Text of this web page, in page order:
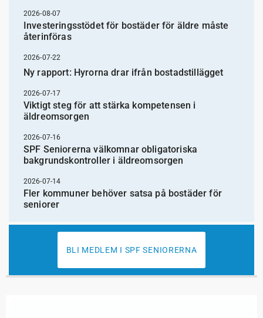
2026-08-07
Investeringsstödet för bostäder för äldre måste
återinföras
2026-07-22
Ny rapport: Hyrorna drar ifrån bostadstillägget
2026-07-17
Viktigt steg för att stärka kompetensen i
äldreomsorgen
2026-07-16
SPF Seniorerna välkomnar obligatoriska
bakgrundskontroller i äldreomsorgen
2026-07-14
Fler kommuner behöver satsa på bostäder för
seniorer
BLI MEDLEM I SPF SENIORERNA